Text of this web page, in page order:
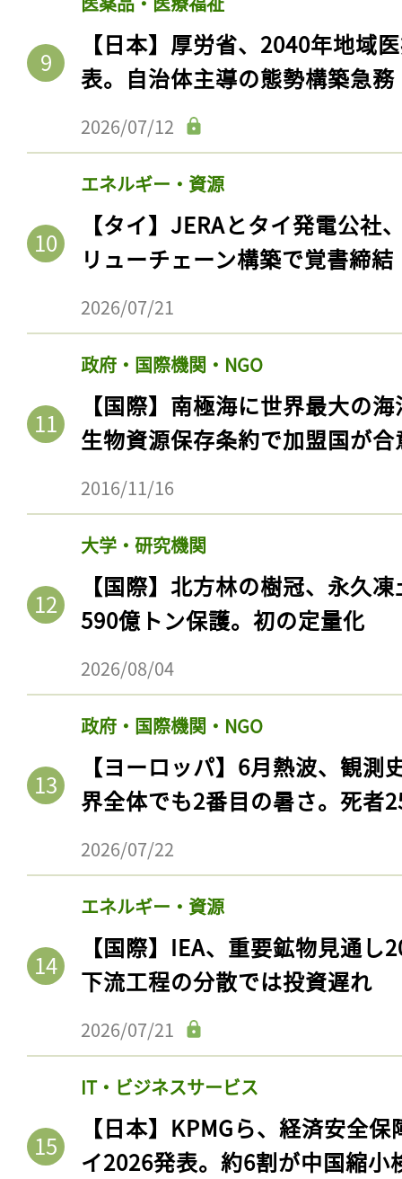
【日本】厚労省、2040年地域
表。自治体主導の態勢構築急務
2026/07/12
エネルギー・資源
【タイ】JERAとタイ発電公社
リューチェーン構築で覚書締結
2026/07/21
政府・国際機関・NGO
【国際】南極海に世界最大の
生物資源保存条約で加盟国が合
2016/11/16
大学・研究機関
【国際】北方林の樹冠、永久
590億トン保護。初の定量化
2026/08/04
政府・国際機関・NGO
【ヨーロッパ】6月熱波、観
界全体でも2番目の暑さ。死者
2026/07/22
エネルギー・資源
【国際】IEA、重要鉱物見通
下流工程の分散では投資遅れ
2026/07/21
IT・ビジネスサービス
【日本】KPMGら、経済安全
イ2026発表。約6割が中国縮小
記事をお気に入りに
ログインが必